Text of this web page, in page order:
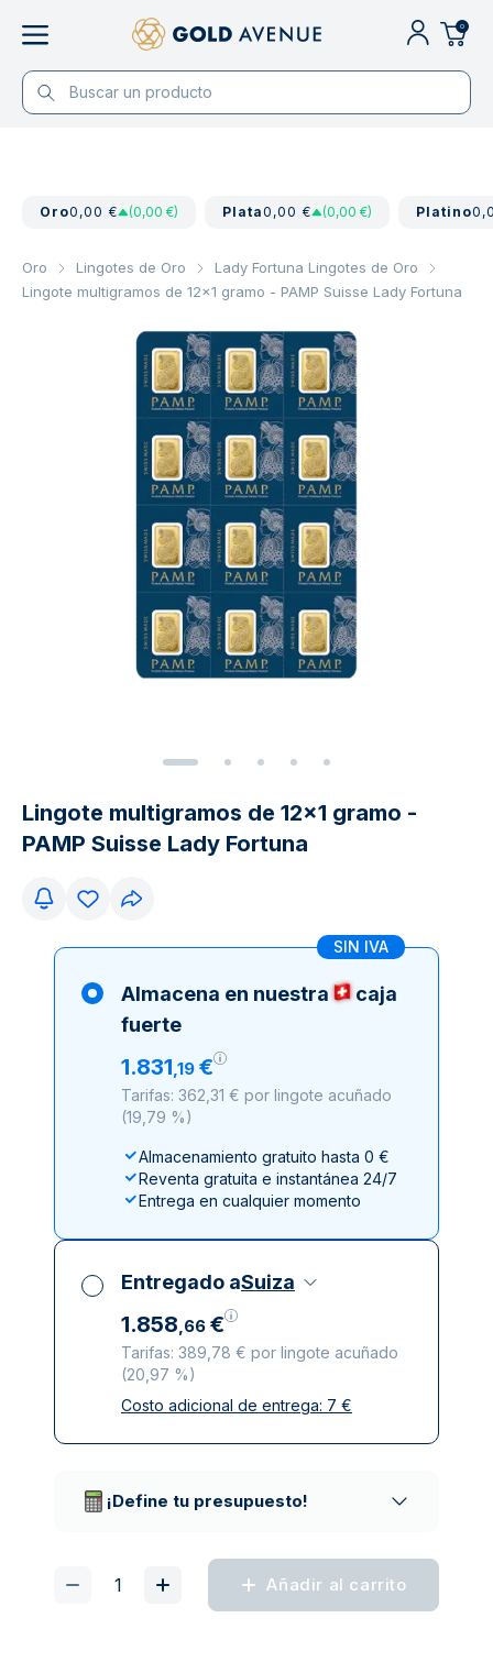
0
Oro0,00 € (0,00 €) Plata0,00 € (0,00 €) Platino
Oro Lingotes de Oro
Lady Fortuna Lingotes de Oro
Lingote multigramos de 12x1 gramo - PAMP Suisse Lady Fortuna
Lingote multigramos de 12x1 gramo -
PAMP Suisse Lady Fortuna
SIN IVA
Almacena en nuestra
caja
fuerte
1.831,19 €
Tarifas: 362,31 € por lingote acuñado
(19,79 %)
Almacenamiento gratuito hasta 0 €
Reventa gratuita e instantánea 24/7
Entrega en cualquier momento
Entregado aSuiza
1.858,66 €
Tarifas: 389,78 € por lingote acuñado
(20,97 %)
Impuestos incluidos
Costo adicional de entrega: 7 €
¡Define tu presupuesto!
Añadir al carrito